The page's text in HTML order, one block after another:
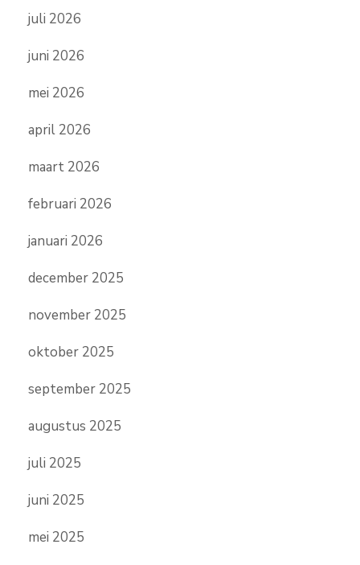
juli 2026
juni 2026
mei 2026
april 2026
maart 2026
februari 2026
januari 2026
december 2025
november 2025
oktober 2025
september 2025
augustus 2025
juli 2025
juni 2025
mei 2025